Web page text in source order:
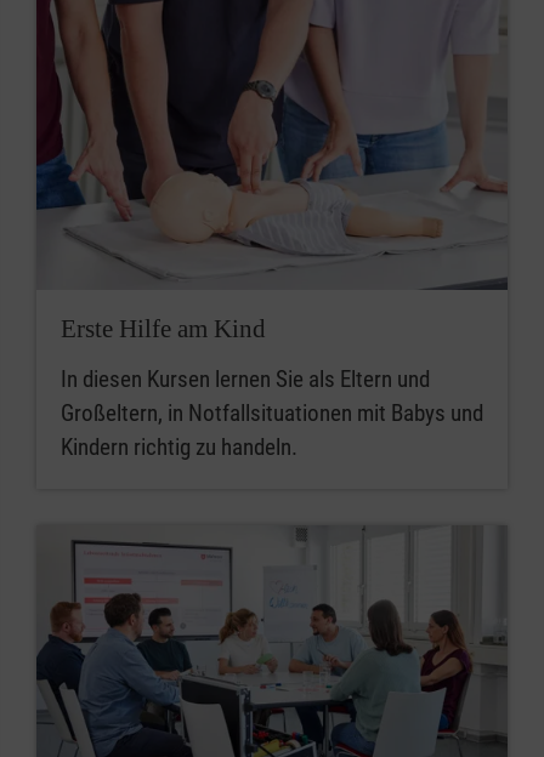
Erste Hilfe am Kind
In diesen Kursen lernen Sie als Eltern und
Großeltern, in Notfallsituationen mit Babys und
Kindern richtig zu handeln.